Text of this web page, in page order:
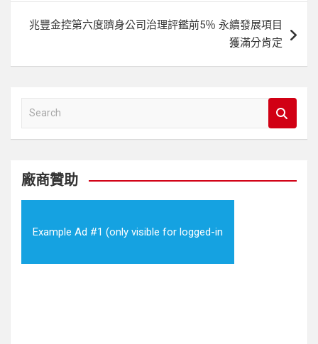
兆豐金控第六度躋身公司治理評鑑前5％ 永續發展項目
獲滿分肯定
a
c
廠商贊助
Example Ad #1 (only visible for logged-in